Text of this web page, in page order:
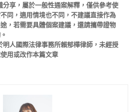
享，屬於一般性通案解釋，僅供參考使
同，適用情境也不同，不建議直接作為
，若需要具體個案建議，還請攜帶證物
人國際法律事務所賴郁樺律師，未經授
用或改作本篇文章